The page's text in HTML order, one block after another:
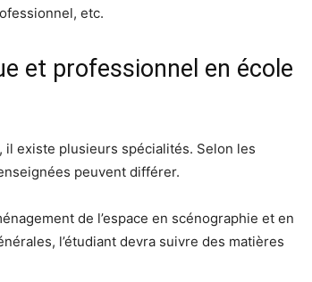
etc.
et professionnel en école
existe plusieurs spécialités. Selon les
peuvent différer.
de l’espace en scénographie et en
l’étudiant devra suivre des matières